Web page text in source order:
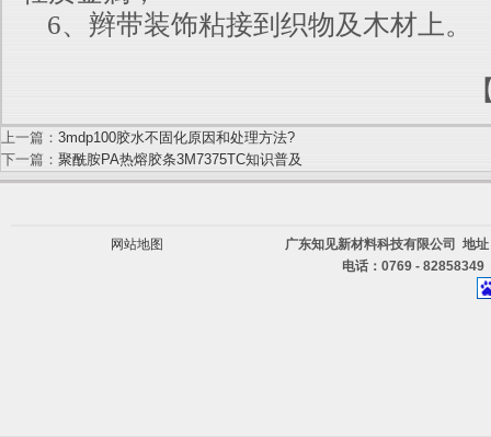
6、辫带装饰粘接到织物及木材上。
上一篇： 3mdp100胶水不固化原因和处理方法?
下一篇： 聚酰胺PA热熔胶条3M7375TC知识普及
网站地图
广东知见新材料科技有限公司 地
电话：0769 -